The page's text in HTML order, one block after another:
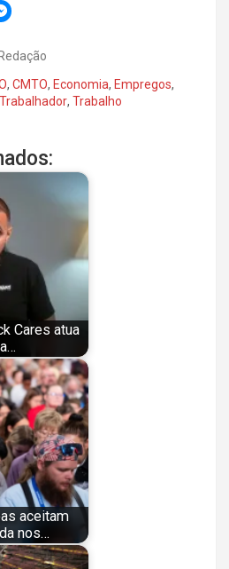
Redação
, CMTO, Economia, Empregos,
, Trabalho
Cares atua
aceitam
nos…